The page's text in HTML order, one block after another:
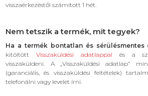
visszaérkezéstől számított 1 hét.
Nem tetszik a termék, mit tegyek?
Ha a termék bontatlan és sérülésmentes
kitöltöttVisszaküldési adatlappal és a
visszaküldeni. A „Visszaküldési adatlap”
(garanciális, és visszaküldési feltételek)
telefonálni vagy levelet írni.